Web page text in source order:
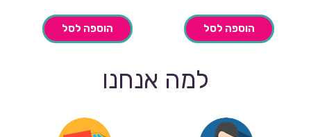
הוספה לסל הוספה לסל
למה אנחנו